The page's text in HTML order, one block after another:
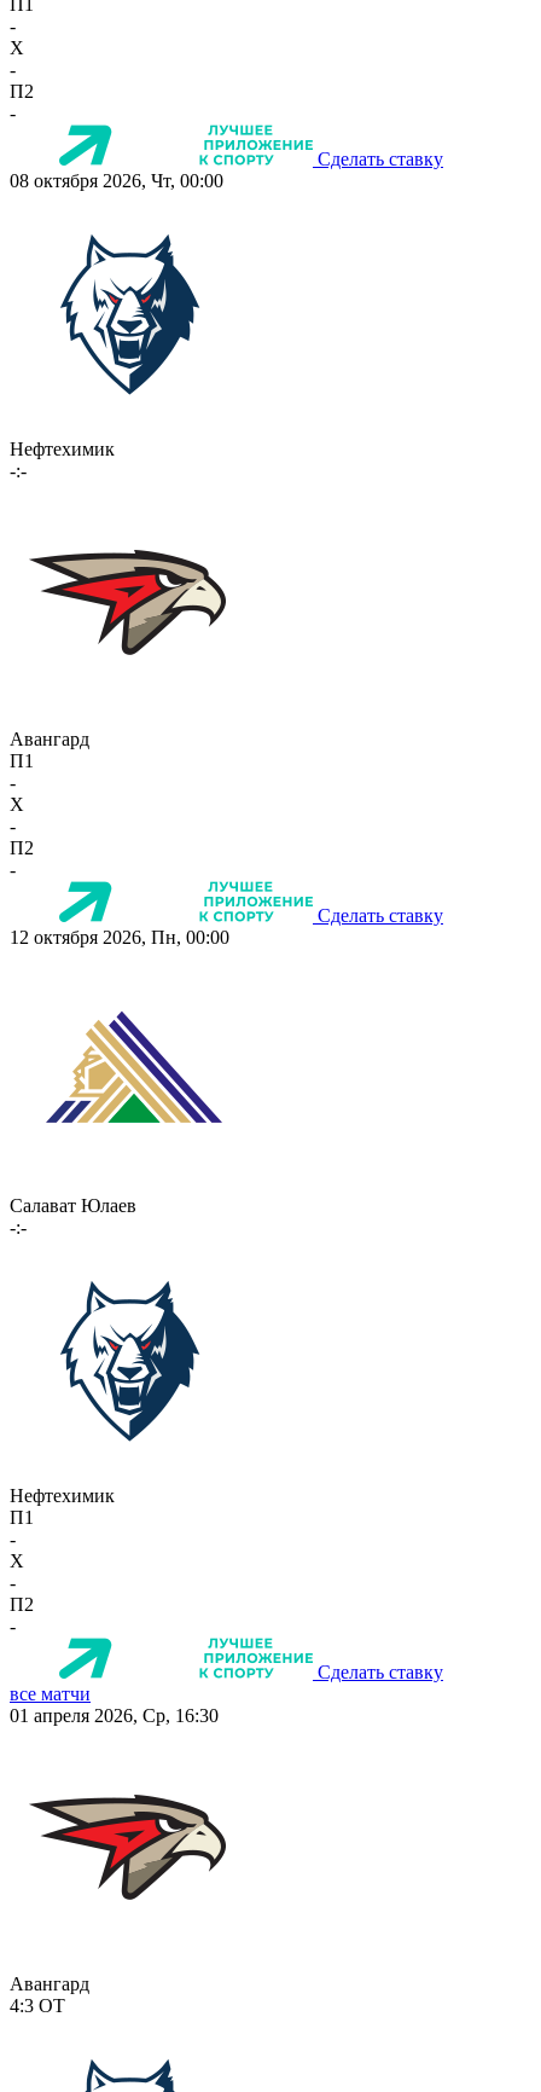
-
X
-
П2
-
Сделать ставку
08 октября 2026, Чт, 00:00
Нефтехимик
-:-
Авангард
П1
-
X
-
П2
-
Сделать ставку
12 октября 2026, Пн, 00:00
Салават Юлаев
-:-
Нефтехимик
П1
-
X
-
П2
-
Сделать ставку
все матчи
01 апреля 2026, Ср, 16:30
Авангард
4:3 ОТ